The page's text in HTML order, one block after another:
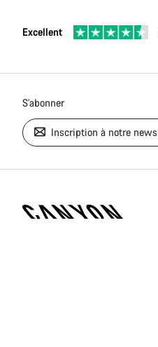
Excellent
S'abonner
Inscription à notre